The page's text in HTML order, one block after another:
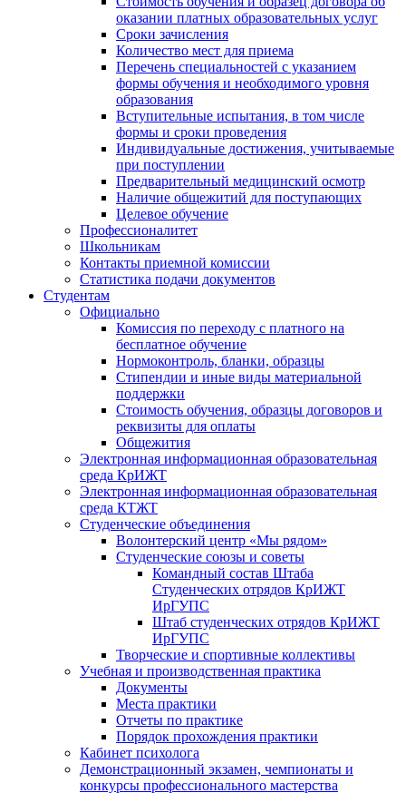
оказании платных образовательных услуг
Сроки зачисления
Количество мест для приема
Перечень специальностей с указанием
формы обучения и необходимого уровня
образования
Вступительные испытания, в том числе
формы и сроки проведения
Индивидуальные достижения, учитываемые
при поступлении
Предварительный медицинский осмотр
Наличие общежитий для поступающих
Целевое обучение
Профессионалитет
Школьникам
Контакты приемной комиссии
Статистика подачи документов
Студентам
Официально
Комиссия по переходу с платного на
бесплатное обучение
Нормоконтроль, бланки, образцы
Стипендии и иные виды материальной
поддержки
Стоимость обучения, образцы договоров и
реквизиты для оплаты
Общежития
Электронная информационная образовательная
среда КрИЖТ
Электронная информационная образовательная
среда КТЖТ
Студенческие объединения
Волонтерский центр «Мы рядом»
Студенческие союзы и советы
Командный состав Штаба
Студенческих отрядов КрИЖТ
ИрГУПС
Штаб студенческих отрядов КрИЖТ
ИрГУПС
Творческие и спортивные коллективы
Учебная и производственная практика
Документы
Места практики
Отчеты по практике
Порядок прохождения практики
Кабинет психолога
Демонстрационный экзамен, чемпионаты и
конкурсы профессионального мастерства